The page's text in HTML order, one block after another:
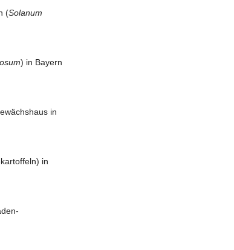
(Solanum
) in Bayern
in
in